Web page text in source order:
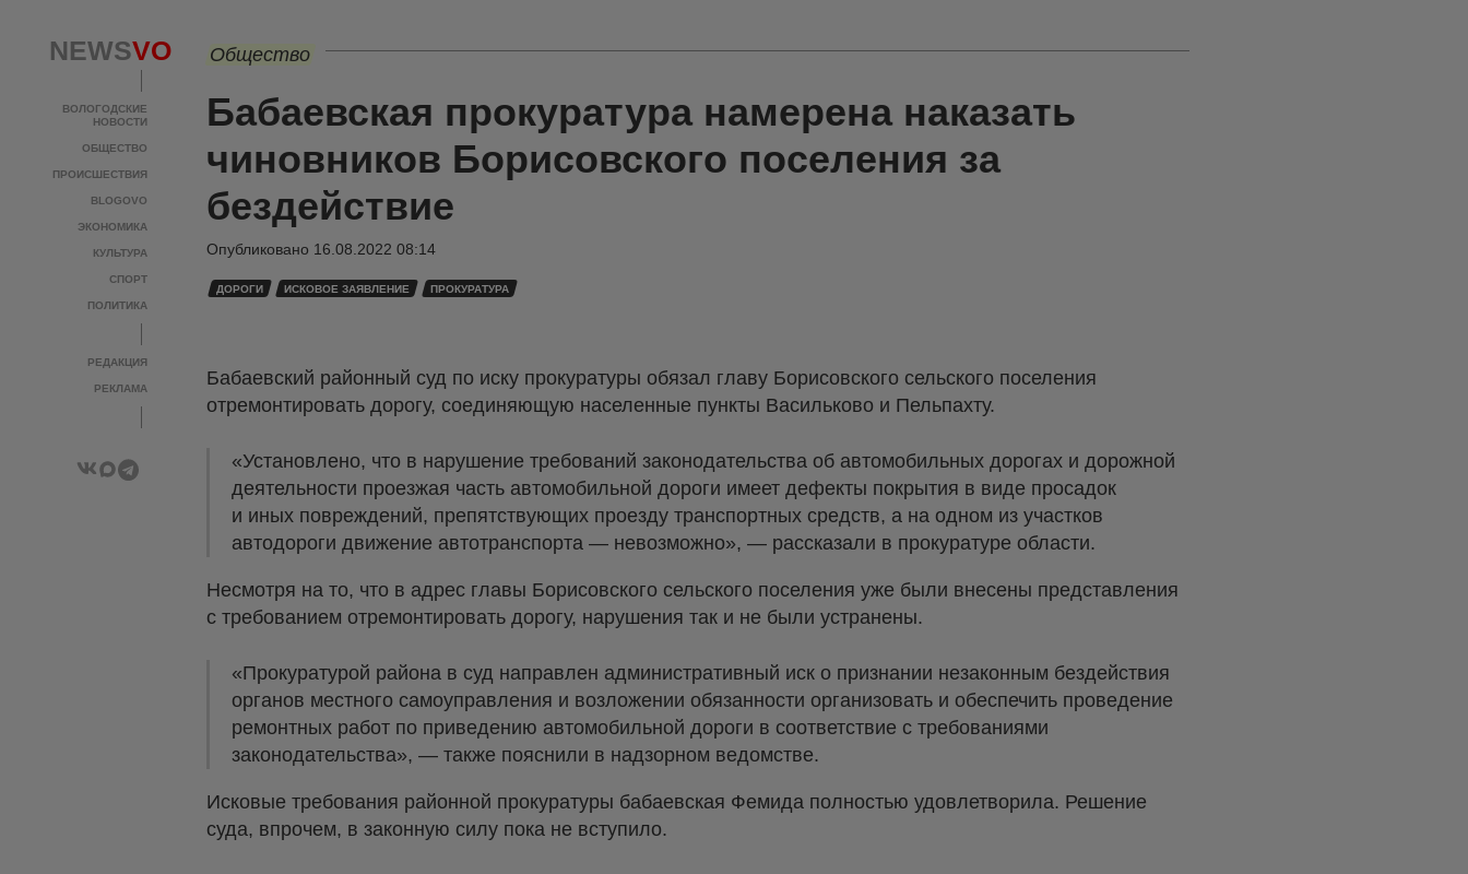
NEWSVO
ВОЛОГОДСКИЕ
НОВОСТИ
ОБЩЕСТВО
ПРОИСШЕСТВИЯ
BLOGOVO
ЭКОНОМИКА
КУЛЬТУРА
СПОРТ
ПОЛИТИКА
РЕДАКЦИЯ
РЕКЛАМА
Общество
Бабаевская прокуратура намерена наказать
чиновников Борисовского поселения за
бездействие
Опубликовано 16.08.2022 08:14
ДОРОГИ ИСКОВОЕ ЗАЯВЛЕНИЕ ПРОКУРАТУРА
Бабаевский районный суд по иску прокуратуры обязал главу Борисовского сельского поселения
отремонтировать дорогу, соединяющую населенные пункты Васильково и Пельпахту.
«Установлено, что в нарушение требований законодательства об автомобильных дорогах и дорожной
деятельности проезжая часть автомобильной дороги имеет дефекты покрытия в виде просадок
и иных повреждений, препятствующих проезду транспортных средств, а на одном из участков
автодороги движение автотранспорта — невозможно», — рассказали в прокуратуре области.
Несмотря на то, что в адрес главы Борисовского сельского поселения уже были внесены представления
с требованием отремонтировать дорогу, нарушения так и не были устранены.
«Прокуратурой района в суд направлен административный иск о признании незаконным бездействия
органов местного самоуправления и возложении обязанности организовать и обеспечить проведение
ремонтных работ по приведению автомобильной дороги в соответствие с требованиями
законодательства», — также пояснили в надзорном ведомстве.
Исковые требования районной прокуратуры бабаевская Фемида полностью удовлетворила. Решение
суда, впрочем, в законную силу пока не вступило.